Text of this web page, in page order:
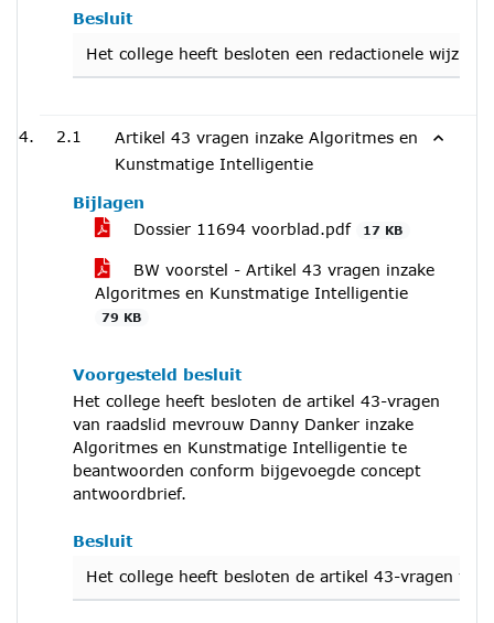
Besluit
Het college heeft besloten een redactionele
2.1
Artikel 43 vragen inzake Algoritmes en
Kunstmatige Intelligentie
Bijlagen
Dossier 11694 voorblad.pdf
17 KB
BW voorstel - Artikel 43 vragen inzake
Algoritmes en Kunstmatige Intelligentie
79 KB
Voorgesteld besluit
Het college heeft besloten de artikel 43-vragen
van raadslid mevrouw Danny Danker inzake
Algoritmes en Kunstmatige Intelligentie te
beantwoorden conform bijgevoegde concept
antwoordbrief.
Besluit
Het college heeft besloten de artikel 43-vragen